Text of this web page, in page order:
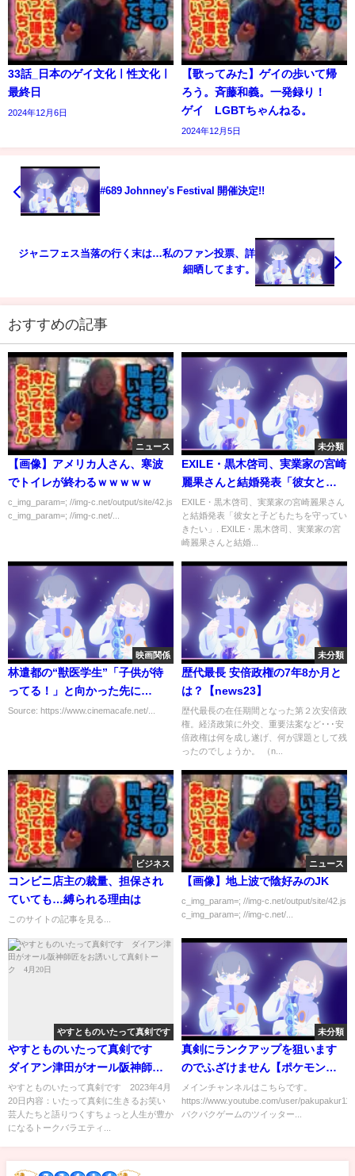
33話_日本のゲイ文化ㅣ性文化ㅣ
最終日
2024年12月6日
【歌ってみた】ゲイの歩いて帰
ろう。斉藤和義。一発録り！
ゲイ LGBTちゃんねる。
2024年12月5日
#689 Johnney's Festival 開催決定!!
ジャニフェス当落の行く末は…私のファン投票、詳
細晒してます。
おすすめの記事
ニュース
【画像】アメリカ人さん、寒波
でトイレが終わるｗｗｗｗｗ
c_img_param=; //img-c.net/output/site/42.js
c_img_param=; //img-c.net/...
未分類
EXILE・黒木啓司、実業家の宮崎
麗果さんと結婚発表「彼女と子
どもたちを守っていきたい」
EXILE・黒木啓司、実業家の宮崎麗果さん
と結婚発表「彼女と子どもたちを守ってい
きたい」. EXILE・黒木啓司、実業家の宮
崎麗果さんと結婚...
映画関係
林遣都の“獣医学生”「子供が待
ってる！」と向かった先に
は…？映画『犬部！』冒頭映像8
Source: https://www.cinemacafe.net/...
未分類
歴代最長 安倍政権の7年8か月と
は？【news23】
歴代最長の在任期間となった第２次安倍政
権。経済政策に外交、重要法案など･･･安
倍政権は何を成し遂げ、何が課題として残
ったのでしょうか。 （n...
ビジネス
コンビニ店主の裁量、担保され
ていても…縛られる理由は
このサイトの記事を見る...
ニュース
【画像】地上波で陰好みのJK
c_img_param=; //img-c.net/output/site/42.js
c_img_param=; //img-c.net/...
やすとものいたって真剣です
やすとものいたって真剣です
ダイアン津田がオール阪神師匠
をお誘いして真剣トーク 4月20
日
やすとものいたって真剣です 2023年4月
20日内容：いたって真剣に生きるお笑い
芸人たちと語りつくすちょっと人生が豊か
になるトークバラエティ...
未分類
真剣にランクアップを狙います
のでふざけません【ポケモン
GO】
メインチャンネルはこちらです。
https://www.youtube.com/user/pakupakur11
パクパクゲームのツイッター...